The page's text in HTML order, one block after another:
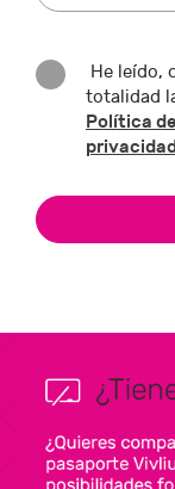
He leído,
totalidad
Política